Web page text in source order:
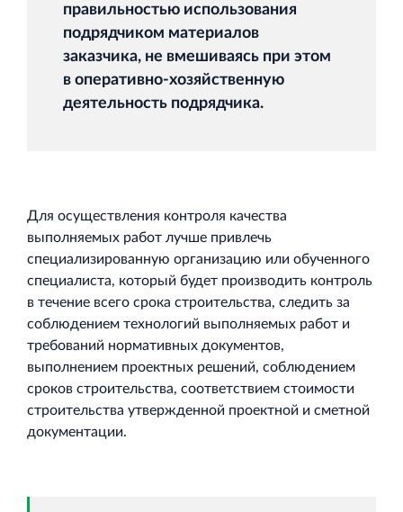
Торговый комплекс НОРД в Кингисеппе
Современный торговый комплекс в центре города
Кингисепп
Испытательный комплекс ПКТИ
Многофункцинальный испытательный комплекс
Торгово-развлекательный центр Вернисаж в
Кингисеппе
Современный торговый комплекс в центре города
правильностью использования
подрядчиком материалов
заказчика, не вмешиваясь при этом
в оперативно-хозяйственную
деятельность подрядчика.
Для осуществления контроля качества
выполняемых работ лучше привлечь
специализированную организацию или обученного
специалиста, который будет производить контроль
в течение всего срока строительства, следить за
соблюдением технологий выполняемых работ и
требований нормативных документов,
выполнением проектных решений, соблюдением
сроков строительства, соответствием стоимости
строительства утвержденной проектной и сметной
документации.